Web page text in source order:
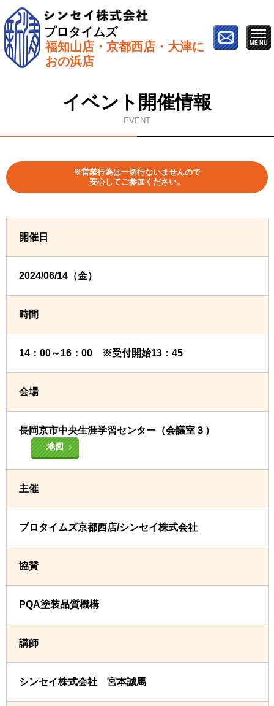
プロタイムズ
福知山店・京都西店・大津に
おの浜店
ホーム»イベント情報»6月14日（金）【長岡京市で開
催】屋根&外壁塗り替えセミナー
イベント開催情報
EVENT
※営業行為は一切行ないませんので
安心してご参加ください。
開催日
2024/06/14（金）
時間
14：00～16：00 ※受付開始13：45
会場
長岡京市中央生涯学習センター（会議室３）
地図
主催
プロタイムズ京都西店/シンセイ株式会社
協賛
PQA塗装品質機構
講師
シンセイ株式会社 宮本誠馬